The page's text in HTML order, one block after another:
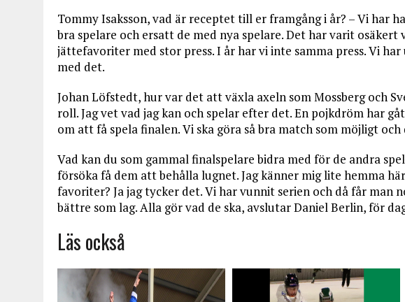
Tommy Isaksson, vad är receptet till er framgång i år? – Vi har
bra spelare och ersatt de med nya spelare. Det har varit osäkert
jättefavoriter med stor press. I år har vi inte samma press. Vi
med det.
Johan Löfstedt, hur var det att växla axeln som Mossberg och
roll. Jag vet vad jag kan och spelar efter det. En pojkdröm har
om att få spela finalen. Vi ska göra så bra match som möjligt
Vad kan du som gammal finalspelare bidra med för de andra
försöka få dem att behålla lugnet. Jag känner mig lite hemma
favoriter? Ja jag tycker det. Vi har vunnit serien och då får man
bättre som lag. Alla gör vad de ska, avslutar Daniel Berlin, för
Läs också